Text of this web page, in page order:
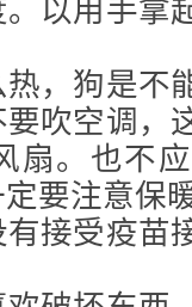
以用手拿
，狗是不
吹空调，
扇。也不
要注意保
接受疫苗